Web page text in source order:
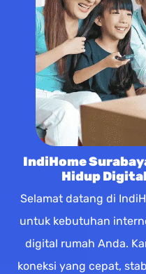
IndiHome
Hidup
Selamat datang di
untuk kebutuhan
digital rumah Anda.
koneksi yang cepat,